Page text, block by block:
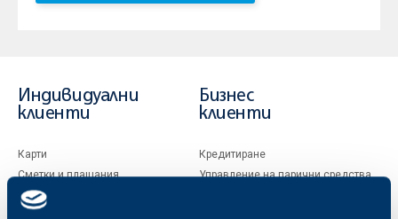
Индивидуални
клиенти
Карти
Сметки и плащания
Кредити
Бизнес
клиенти
Кредитиране
Управление на парични средства